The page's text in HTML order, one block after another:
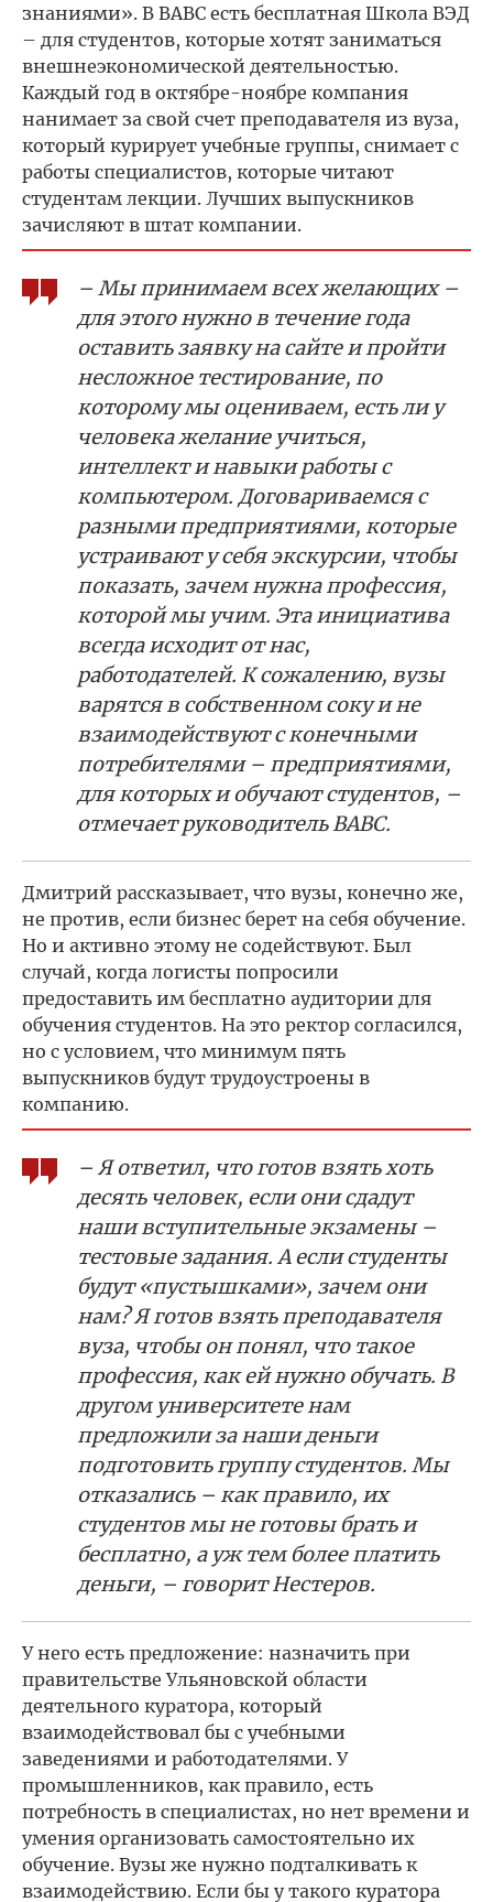
знаниями». В ВАВС есть бесплатная Школа ВЭД
– для студентов, которые хотят заниматься
внешнеэкономической деятельностью.
Каждый год в октябре-ноябре компания
нанимает за свой счет преподавателя из вуза,
который курирует учебные группы, снимает с
работы специалистов, которые читают
студентам лекции. Лучших выпускников
зачисляют в штат компании.
– Мы принимаем всех желающих –
для этого нужно в течение года
оставить заявку на сайте и пройти
несложное тестирование, по
которому мы оцениваем, есть ли у
человека желание учиться,
интеллект и навыки работы с
компьютером. Договариваемся с
разными предприятиями, которые
устраивают у себя экскурсии, чтобы
показать, зачем нужна профессия,
которой мы учим. Эта инициатива
всегда исходит от нас,
работодателей. К сожалению, вузы
варятся в собственном соку и не
взаимодействуют с конечными
потребителями – предприятиями,
для которых и обучают студентов, –
отмечает руководитель ВАВС.
Дмитрий рассказывает, что вузы, конечно же,
не против, если бизнес берет на себя обучение.
Но и активно этому не содействуют. Был
случай, когда логисты попросили
предоставить им бесплатно аудитории для
обучения студентов. На это ректор согласился,
но с условием, что минимум пять
выпускников будут трудоустроены в
компанию.
– Я ответил, что готов взять хоть
десять человек, если они сдадут
наши вступительные экзамены –
тестовые задания. А если студенты
будут «пустышками», зачем они
нам? Я готов взять преподавателя
вуза, чтобы он понял, что такое
профессия, как ей нужно обучать. В
другом университете нам
предложили за наши деньги
подготовить группу студентов. Мы
отказались – как правило, их
студентов мы не готовы брать и
бесплатно, а уж тем более платить
деньги, – говорит Нестеров.
У него есть предложение: назначить при
правительстве Ульяновской области
деятельного куратора, который
взаимодействовал бы с учебными
заведениями и работодателями. У
промышленников, как правило, есть
потребность в специалистах, но нет времени и
умения организовать самостоятельно их
обучение. Вузы же нужно подталкивать к
взаимодействию. Если бы у такого куратора